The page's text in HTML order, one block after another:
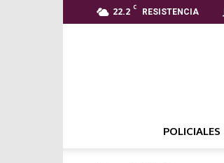
22.2 C
RESISTENCIA
POLICIALES